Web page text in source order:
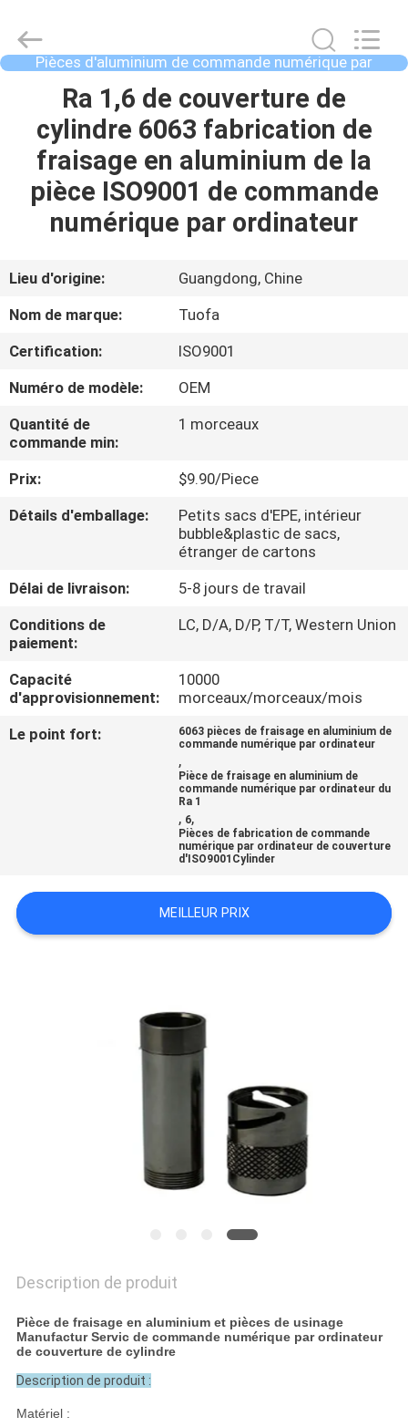
MAISON
PRODUITS
À
PROPOS
DE
VISITE
DE
L'USINE
DE
QUALITÉ
NOUS
CONTACTER
DEVIS
CONFIDENTIALITÉ
Shenzhen
Tuofa
Technology
Co.,
Reserved.
Pièces d'aluminium de commande numérique par
ordinateur
Ra 1,6 de couverture de
cylindre 6063 fabrication de
fraisage en aluminium de la
pièce ISO9001 de commande
numérique par ordinateur
Lieu d'origine:
Guangdong, Chine
Nom de marque:
Tuofa
Certification:
ISO9001
Numéro de modèle:
OEM
Quantité de
commande min:
1 morceaux
Prix:
$9.90/Piece
Détails d'emballage:
Petits sacs d'EPE, intérieur
bubble&plastic de sacs,
étranger de cartons
Délai de livraison:
5-8 jours de travail
Conditions de
paiement:
LC, D/A, D/P, T/T, Western Union
Capacité
d'approvisionnement:
10000
morceaux/morceaux/mois
Le point fort:
6063 pièces de fraisage en aluminium de
commande numérique par ordinateur
,
Pièce de fraisage en aluminium de
commande numérique par ordinateur du
Ra 1
, 6,
Pièces de fabrication de commande
numérique par ordinateur de couverture
d'ISO9001Cylinder
MEILLEUR PRIX
Description de produit
Pièce de fraisage en aluminium et pièces de usinage
Manufactur Servic de commande numérique par ordinateur
de couverture de cylindre
Description de produit :
Matériel :